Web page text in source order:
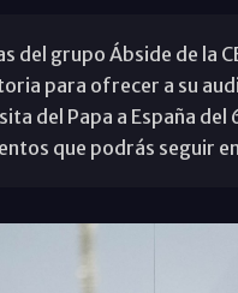
del grupo Ábside de la
para ofrecer a su
del Papa a España
que podrás seguir